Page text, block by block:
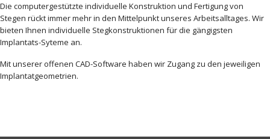
Die computergestützte individuelle Konstruktion und Fertigung von
Stegen rückt immer mehr in den Mittelpunkt unseres Arbeitsalltages. Wir
bieten Ihnen individuelle Stegkonstruktionen für die gängigsten
Implantats-Syteme an.
Mit unserer offenen CAD-Software haben wir Zugang zu den jeweiligen
Implantatgeometrien.